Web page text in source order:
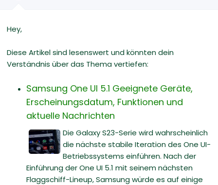
Hey,
Diese Artikel sind lesenswert und könnten dein
Verständnis über das Thema vertiefen:
Samsung One UI 5.1 Geeignete Geräte,
Erscheinungsdatum, Funktionen und
aktuelle Nachrichten
Die Galaxy S23-Serie wird wahrscheinlich
die nächste stabile Iteration des One UI-
Betriebssystems einführen. Nach der
Einführung der One UI 5.1 mit seinem nächsten
Flaggschiff-Lineup, Samsung würde es auf einige